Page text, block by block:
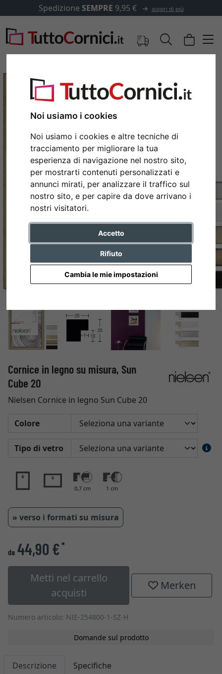
Noi usiamo i cookies
Noi usiamo i cookies e altre tecniche di
tracciamento per migliorare la tua
esperienza di navigazione nel nostro sito,
per mostrarti contenuti personalizzati e
annunci mirati, per analizzare il traffico sul
nostro sito, e per capire da dove arrivano i
nostri visitatori.
Accetto
Rifiuto
Cambia le mie impostazioni
Spedizione SEMPRE 9,95 € scopri di più
Indietro
Cornice in legno su misura, Sun
Cube 20
Nielsen Cornice in legno Sun Cube 20
Colore
Tipo di vetro
0,7 cm 1 cm
» verso i formati su misura
da 44,90 €*
Metti nel carrello
acquisti
Merken
Numero articolo: NIE-254800-1-SZ-H
Domande sul prodotto
Descrizione Specifiche